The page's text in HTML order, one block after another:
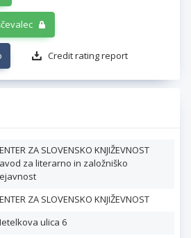
Credit rating report
ZA SLOVENSKO KNJIŽEVNOST
za literarno in založniško
ZA SLOVENSKO KNJIŽEVNOST
ulica 6